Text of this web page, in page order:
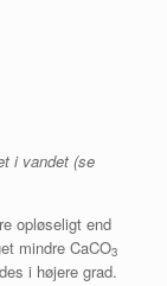
i vandet (se
opløseligt end
mindre CaCO3
i højere grad.